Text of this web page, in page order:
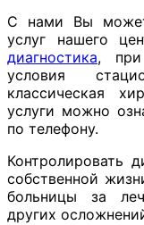
С нами Вы
услуг нашего
диагностика, при
условия
классическая
услуги можно
по телефону.
Контролировать
собственной
больницы за
других